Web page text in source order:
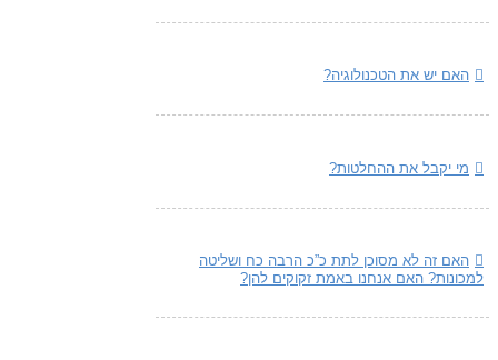
האם יש את הטכנולוגיה?
מי יקבל את ההחלטות?
האם זה לא מסוכן לתת כ”כ הרבה כח ושליטה
למכונות? האם אנחנו באמת זקוקים להן?